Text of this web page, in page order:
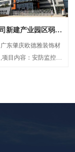
示的智能视觉网络。
新建产业园区弱电
东肇庆欧德雅装饰材
目内容：安防监控系
场系统，会议系统、